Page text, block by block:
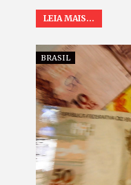
LEIA MAIS...
BRASIL